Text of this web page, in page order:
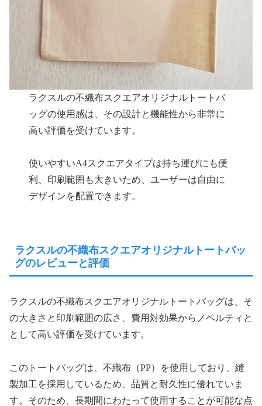
ラクスルの不織布スクエアオリジナルトートバ
ッグの使用感は、その設計と機能性から非常に
高い評価を受けています。
使いやすいA4スクエアタイプは持ち運びにも便
利、印刷範囲も大きいため、ユーザーは自由に
デザインを配置できます。
ラクスルの不織布スクエアオリジナルトートバッ
グのレビューと評価
ラクスルの不織布スクエアオリジナルトートバッグは、そ
の大きさと印刷範囲の広さ、費用対効果からノベルティと
として高い評価を受けています。
このトートバッグは、不織布（PP）を使用しており、縫
製加工を採用しているため、品質と耐久性に優れていま
す。そのため、長期間にわたって使用することが可能な点